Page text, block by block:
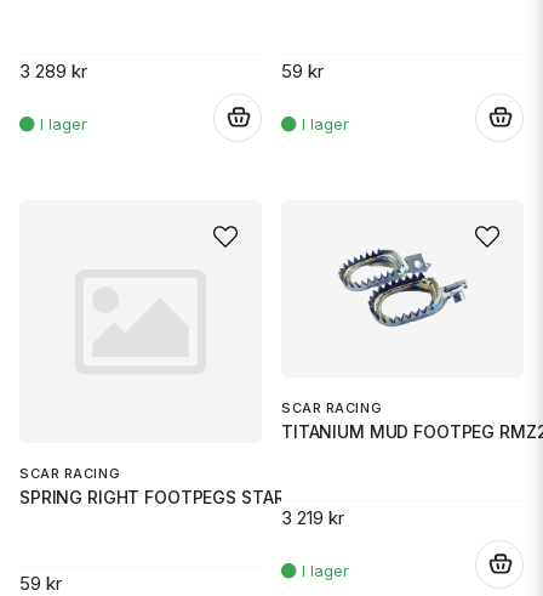
3 289 kr 59 kr
SCAR RACING
SPRING RIGHT FOOTPEGS STARK
59 kr
SCAR RACING
TITANIUM MUD FOOTPEG
3 219 kr